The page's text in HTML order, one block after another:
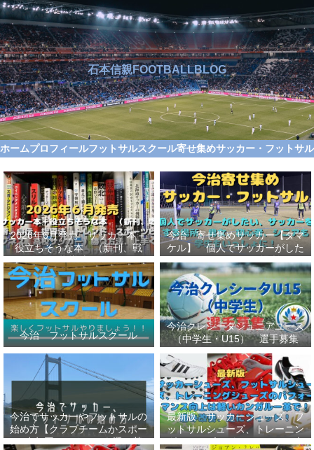
石本信親FOOTBALLBLOG
ホームプロフィールフットサルスクール寄せ集めサッカー・フット
2026年6月発売 サッカー本＋
役立ちそうな本 （新刊、戦
術、自伝、指導法、トレンド、
スポーツビジネス、高校サッカ
ー）勝つ方法、上手くなる方法
を見つけよう！
今治 寄せ集めサッカー【タマ
ケル】 個人でサッカーがした
い、サッカーをする場所、男
女、初心者、シニアも学生もい
っしょに！【タマケル】
今治 フットサルスクール
今治クレシータジュニアユース
（中学生・U15） 選手募集
今治でサッカーやフットサルの
始め方【クラブチームかスポー
ツ少年団かスクールを選ぶ基
最新版 サッカーシューズ、フ
ットサルシューズ、トレーニン
グシューズのパフォーマンス向